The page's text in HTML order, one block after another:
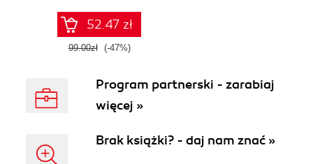
52.47 zł
99.00zł (-47%)
Program partnerski - zarabiaj
więcej »
Brak książki? - daj nam znać »